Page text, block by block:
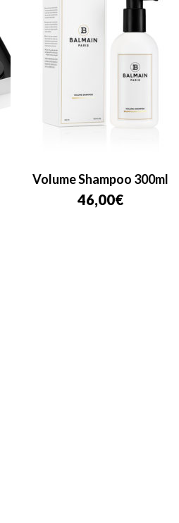
Volume Shampoo 300ml
46,00€